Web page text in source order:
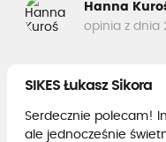
Hanna
opinia z dnia
SIKES Łukasz Sikora
Serdecznie polecam!
ale jednocześnie